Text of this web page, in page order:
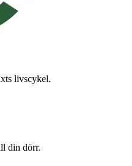
livscykel.
din dörr.